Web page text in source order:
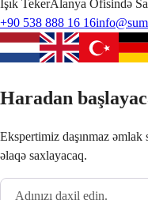
Işık TekerAlanya Ofisində
+90 538 888 16 16
Haradan
Ekspertimiz daşınmaz
əlaqə saxlayacaq.